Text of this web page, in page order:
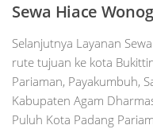
Sewa Hiace
Selanjutnya Layanan
rute tujuan ke kota
Pariaman, Payakumbuh,
Kabupaten Agam
Puluh Kota Padang